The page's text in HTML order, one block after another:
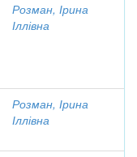
Розман, Ірина
Іллівна
Розман, Ірина
Іллівна